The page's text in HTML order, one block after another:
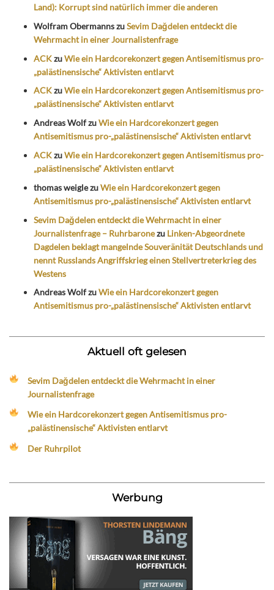
Land): Korrupt sind natürlich immer die anderen
Wolfram ObermannszuSevim Dağdelen entdeckt die
Wehrmacht in einer Journalistenfrage
ACKzuWie ein Hardcorekonzert gegen Antisemitismus pro-
„palästinensische“ Aktivisten entlarvt
ACKzuWie ein Hardcorekonzert gegen Antisemitismus pro-
„palästinensische“ Aktivisten entlarvt
Andreas WolfzuWie ein Hardcorekonzert gegen
Antisemitismus pro-„palästinensische“ Aktivisten entlarvt
ACKzuWie ein Hardcorekonzert gegen Antisemitismus pro-
„palästinensische“ Aktivisten entlarvt
thomas weiglezuWie ein Hardcorekonzert gegen
Antisemitismus pro-„palästinensische“ Aktivisten entlarvt
Sevim Dağdelen entdeckt die Wehrmacht in einer
Journalistenfrage – Ruhrbaronezu Linken-Abgeordnete
Dagdelen beklagt mangelnde Souveränität Deutschlands und
nennt Russlands Angriffskrieg einen Stellvertreterkrieg des
Westens
Andreas WolfzuWie ein Hardcorekonzert gegen
Antisemitismus pro-„palästinensische“ Aktivisten entlarvt
Aktuell oft gelesen
Sevim Dağdelen entdeckt die Wehrmacht in einer
Journalistenfrage
Wie ein Hardcorekonzert gegen Antisemitismus pro-
„palästinensische“ Aktivisten entlarvt
Der Ruhrpilot
Werbung